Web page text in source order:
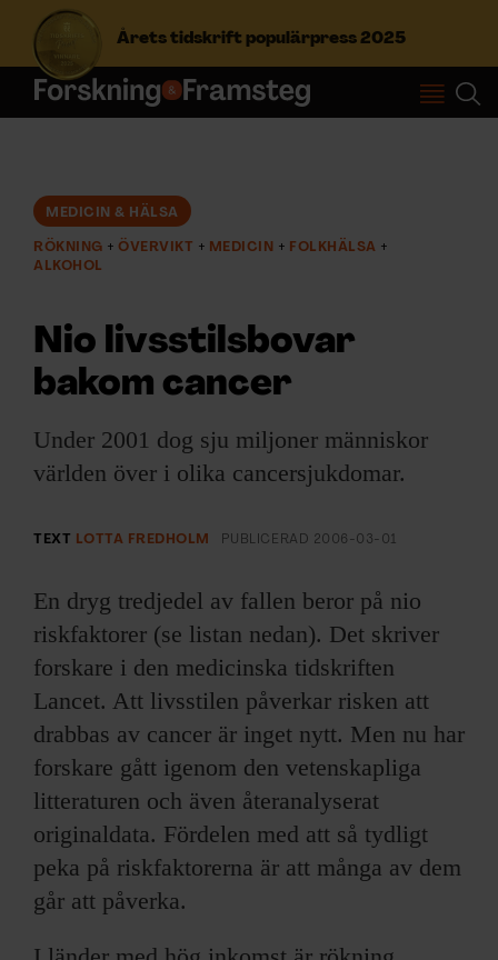
Årets tidskrift populärpress 2025
S
f
e
NYHETSBREV
ÄMNEN
EVENEMANG & RESOR
SHOP
KONTAKTA F&F
SKRIV I F&F
PRENUMERERA PÅ F&F
MEDICIN & HÄLSA
RÖKNING ÖVERVIKT MEDICIN
FOLKHÄLSA
ALKOHOL
Nio livsstilsbovar
bakom cancer
Under 2001 dog sju miljoner människor
världen över i olika cancersjukdomar.
TEXT LOTTA FREDHOLM PUBLICERAD 2006-03-01
En dryg tredjedel av fallen beror på nio
riskfaktorer (se listan nedan). Det skriver
forskare i den medicinska tidskriften
Lancet. Att livsstilen påverkar risken att
drabbas av cancer är inget nytt. Men nu har
forskare gått igenom den vetenskapliga
litteraturen och även återanalyserat
originaldata. Fördelen med att så tydligt
peka på riskfaktorerna är att många av dem
går att påverka.